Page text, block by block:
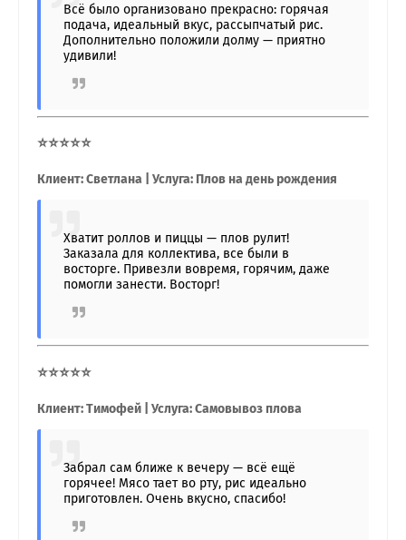
Всё было организовано прекрасно: горячая
подача, идеальный вкус, рассыпчатый рис.
Дополнительно положили долму — приятно
удивили!
⭐⭐⭐⭐⭐
Клиент: Светлана | Услуга: Плов на день рождения
Хватит роллов и пиццы — плов рулит!
Заказала для коллектива, все были в
восторге. Привезли вовремя, горячим, даже
помогли занести. Восторг!
⭐⭐⭐⭐⭐
Клиент: Тимофей | Услуга: Самовывоз плова
Забрал сам ближе к вечеру — всё ещё
горячее! Мясо тает во рту, рис идеально
приготовлен. Очень вкусно, спасибо!